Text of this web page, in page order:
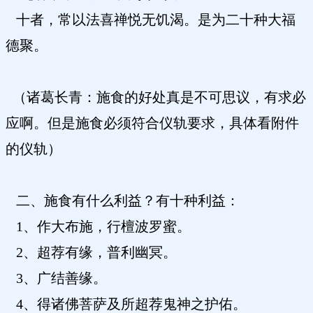
十者，常以法喜禅悦无饥渴。是为二十种大福
德聚。
（诸葛长青：施食的好处真是不可思议，有求必
应啊。但是施食必须符合仪轨要求，具体看附件
的仪轨）
二、施食有什么利益？有十种利益：
1、作大布施，行檀波罗蜜。
2、超荐有缘，普利幽冥。
3、广结善缘。
4、得诸佛菩萨及所超荐鬼神之护佑。